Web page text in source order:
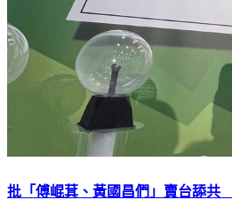
批「傅崐萁、黃國昌們」賣台舔